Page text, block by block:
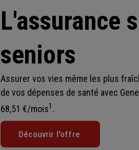
L'assurance
seniors
Assurer vos vies même les plus
de vos dépenses de santé avec
68,51 €/mois1 .
Découvrir l'offre